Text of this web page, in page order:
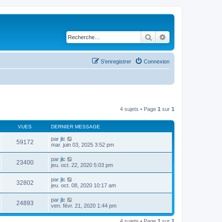
Rechercher
Connexion
S’enregistrer
4 sujets • Page 1 sur 1
VUES DERNIER MESSAGE
59172 par jlc
mar. juin 03, 2025 3:52 pm
23400 par jlc
jeu. oct. 22, 2020 5:03 pm
32802 par jlc
jeu. oct. 08, 2020 10:17 am
24893 par jlc
ven. févr. 21, 2020 1:44 pm